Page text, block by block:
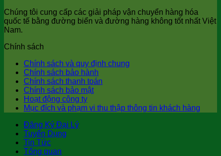
Chúng tôi cung cấp các giải pháp vận chuyển hàng hóa
quốc tế bằng đường biển và đường hàng không tốt nhất Việt
Nam.
Chính sách
Chính sách và quy định chung
Chính sách bảo hành
Chính sách thanh toán
Chính sách bảo mật
Hoạt động công ty
Mục đích và phạm vi thu thập thông tin khách hàng
Đăng Ký Đại Lý
Tuyển Dụng
Tin Tức
Tổng quan